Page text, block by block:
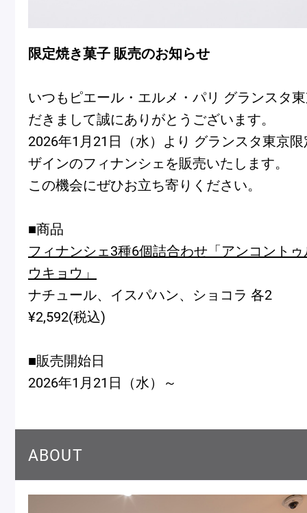
Macarons
Gift
Journal & Informations
限定焼き菓子 販売のお知らせ
いつもピエール・エルメ・パリ グランスタ
だきまして誠にありがとうございます。
2026年1月21日（水）より グランスタ東京
ザインのフィナンシェを販売いたします。
この機会にぜひお立ち寄りください。
■商品
フィナンシェ3種6個詰合わせ「アンコント
ウキョウ」
ナチュール、イスパハン、ショコラ 各2
¥2,592(税込)
■販売開始日
2026年1月21日（水）～
ABOUT